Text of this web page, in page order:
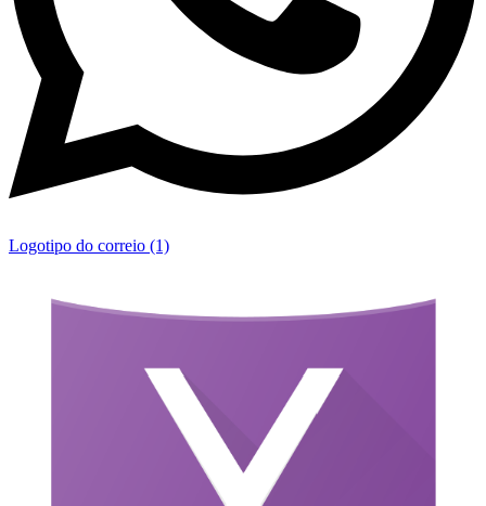
Logotipo do correio (1)